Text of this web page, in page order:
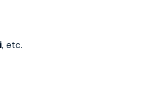
, etc.